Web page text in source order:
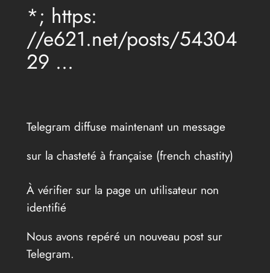
*; https:
//e621.net/posts/54304
29 …
Telegram diffuse maintenant un message
sur la chasteté à française (french chastity)
À vérifier sur la page un utilisateur non
identifié
Nous avons repéré un nouveau post sur
Telegram.